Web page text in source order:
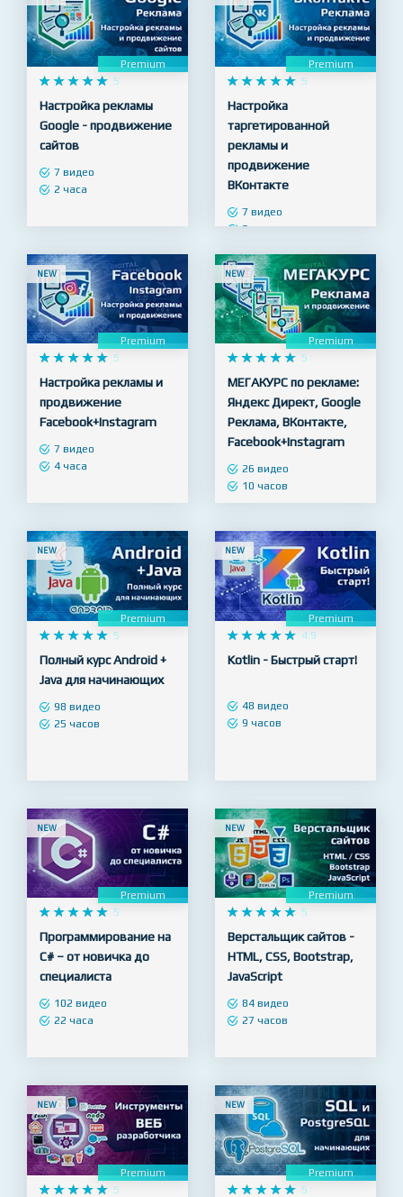
NEW
Premium
    
     5
Google - продвижение
сайтов
NEW
    
     5
Настройка
таргетированной
продвижение
7 видео
3 часа
NEW
    
     5
Настройка рекламы и
продвижение
Facebook+Instagram
NEW
Premium
    
     5
МЕГАКУРС по рекламе:
Яндекс Директ, Google
Реклама, ВКонтакте,
Facebook+Instagram
10 часов
NEW
Premium
    
     5
Полный курс Android +
Java для начинающих
NEW
Premium
Kotlin - Быстрый старт!
NEW

  
    5
Программирование на
C# – от новичка до
специалиста
NEW
    
     5
Верстальщик сайтов -
HTML, CSS, Bootstrap,
JavaScript
NEW NEW